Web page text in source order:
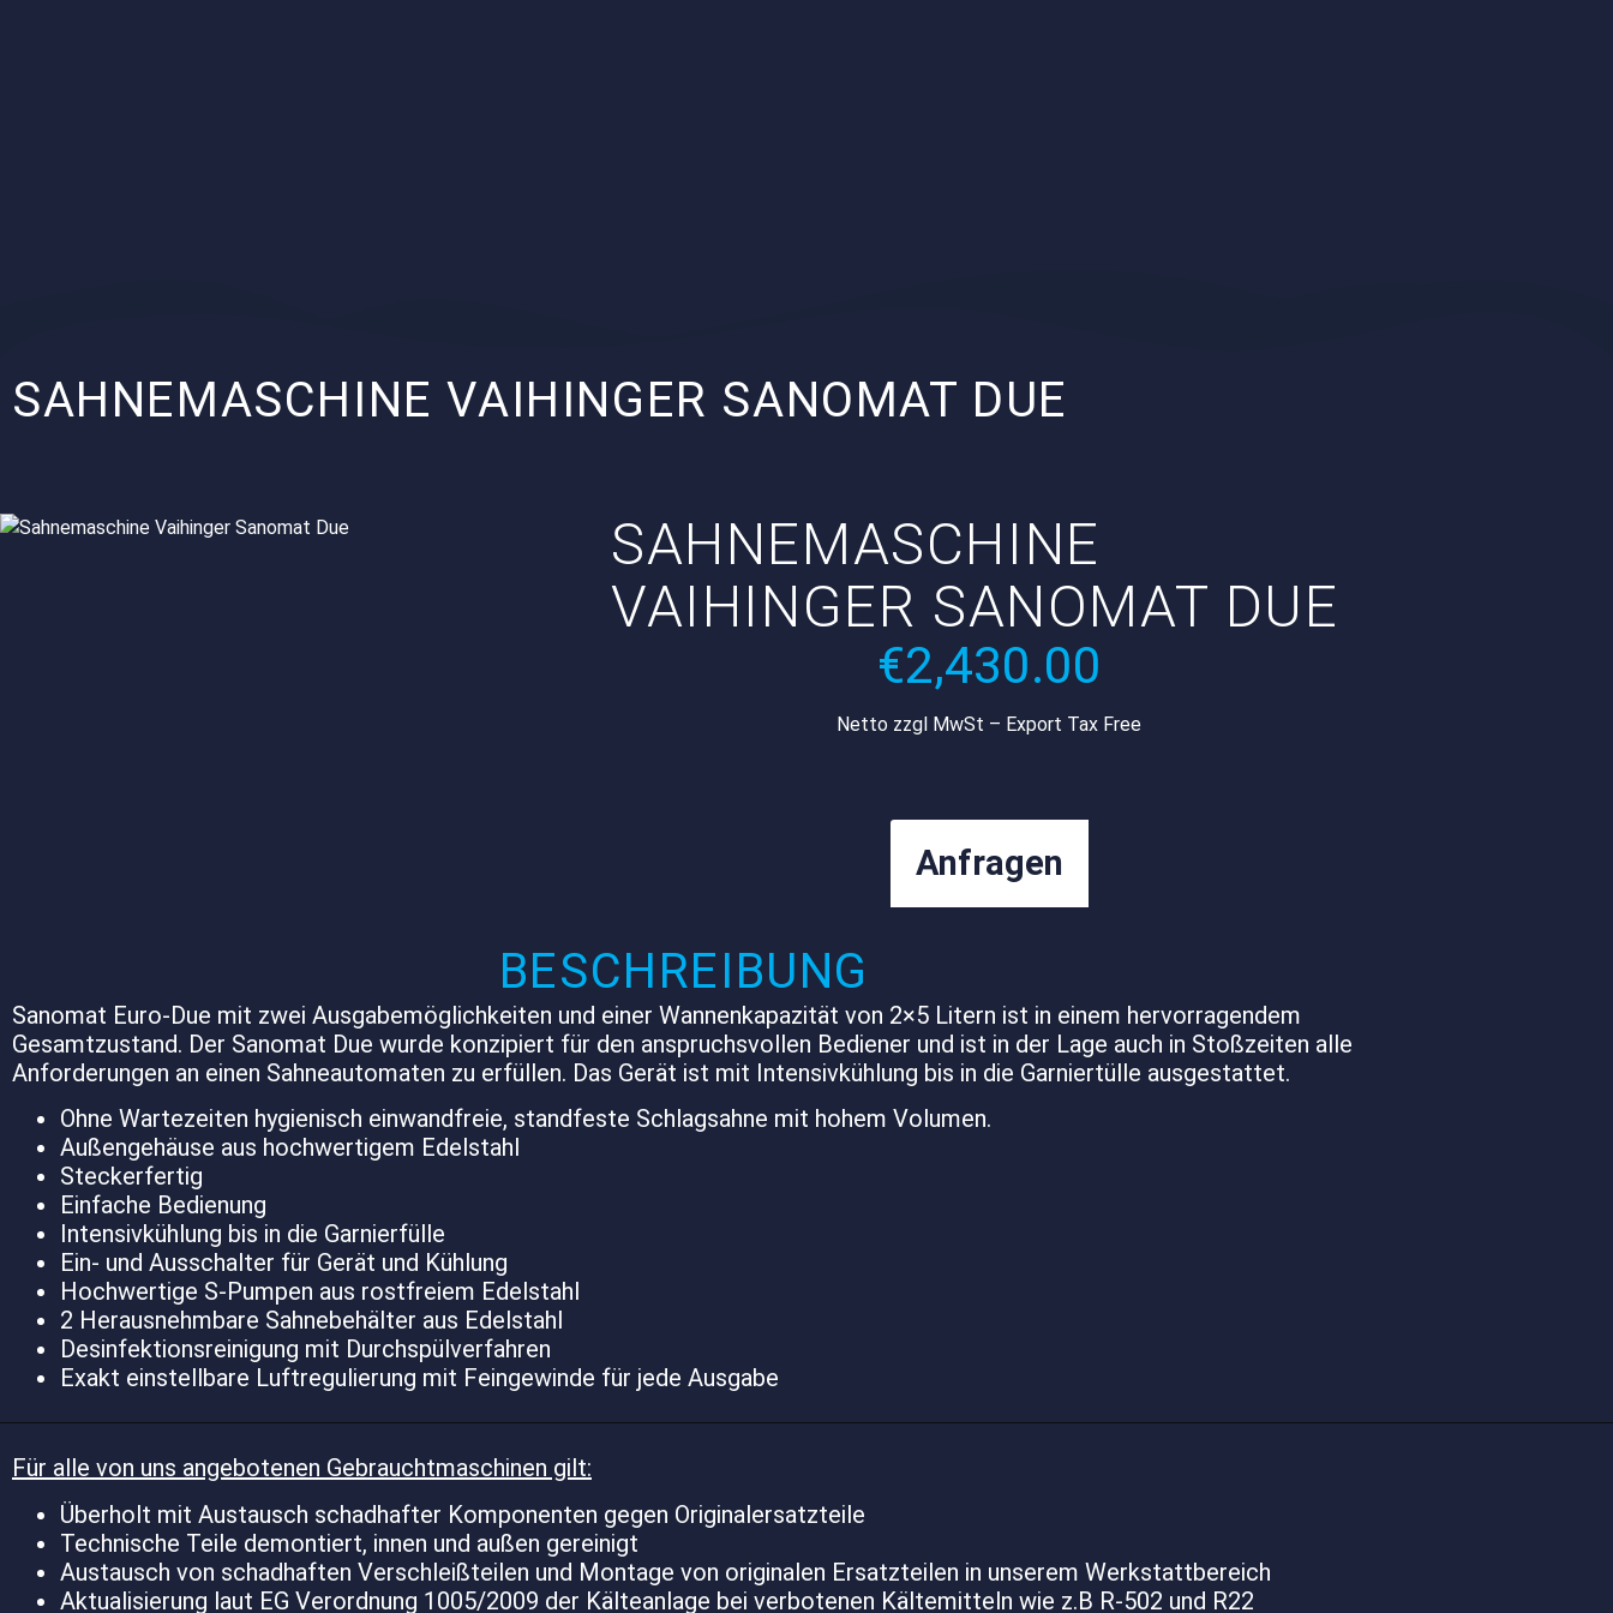
SAHNEMASCHINE VAIHINGER SANOMAT DUE
SAHNEMASCHINE
VAIHINGER SANOMAT DUE
€2,430.00
Netto zzgl MwSt – Export Tax Free
Anfragen
BESCHREIBUNG
Sanomat Euro-Due mit zwei Ausgabemöglichkeiten und einer Wannenkapazität von 2×5 Litern ist in einem hervorragendem
Gesamtzustand. Der Sanomat Due wurde konzipiert für den anspruchsvollen Bediener und ist in der Lage auch in Stoßzeiten alle
Anforderungen an einen Sahneautomaten zu erfüllen. Das Gerät ist mit Intensivkühlung bis in die Garniertülle ausgestattet.
Ohne Wartezeiten hygienisch einwandfreie, standfeste Schlagsahne mit hohem Volumen.
Außengehäuse aus hochwertigem Edelstahl
Steckerfertig
Einfache Bedienung
Intensivkühlung bis in die Garnierfülle
Ein- und Ausschalter für Gerät und Kühlung
Hochwertige S-Pumpen aus rostfreiem Edelstahl
2 Herausnehmbare Sahnebehälter aus Edelstahl
Desinfektionsreinigung mit Durchspülverfahren
Exakt einstellbare Luftregulierung mit Feingewinde für jede Ausgabe
Für alle von uns angebotenen Gebrauchtmaschinen gilt:
Überholt mit Austausch schadhafter Komponenten gegen Originalersatzteile
Technische Teile demontiert, innen und außen gereinigt
Austausch von schadhaften Verschleißteilen und Montage von originalen Ersatzteilen in unserem Werkstattbereich
Aktualisierung laut EG Verordnung 1005/2009 der Kälteanlage bei verbotenen Kältemitteln wie z.B R-502 und R22